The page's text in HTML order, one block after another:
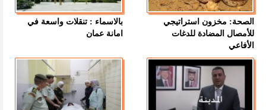
الصحة: مخزون استراتيجي
للأمصال المضادة للدغات
الأفاعي
بالاسماء : تنقلات واسعة في
امانة عمان